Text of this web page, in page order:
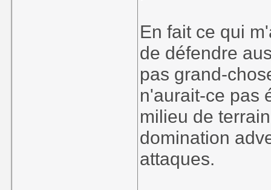
En fait ce qui
de défendre
pas grand-
n'aurait-ce pas
milieu de
domination
attaques.